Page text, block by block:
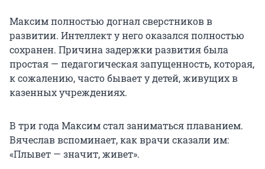
Максим полностью догнал сверстников в
развитии. Интеллект у него оказался полностью
сохранен. Причина задержки развития была
простая — педагогическая запущенность, которая,
к сожалению, часто бывает у детей, живущих в
казенных учреждениях.
В три года Максим стал заниматься плаванием.
Вячеслав вспоминает, как врачи сказали им:
«Плывет — значит, живет».